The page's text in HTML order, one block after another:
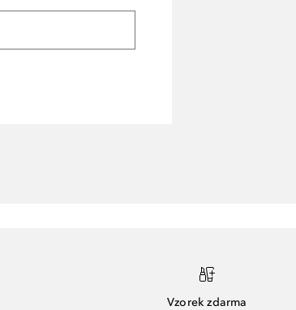
Vzorek zdarma